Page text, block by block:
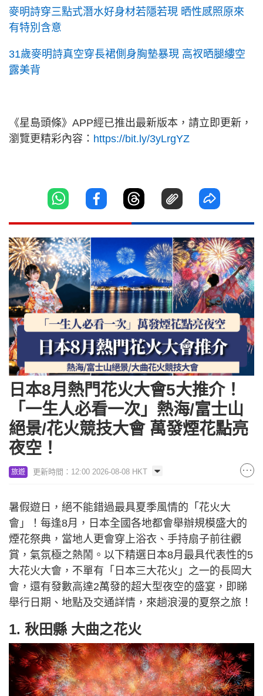
麥明詩穿三點式潛水好身材若隱若現 晒性感照原來
有特別含意
31歲麥明詩真空穿長裙側身胸墊暴現 高衩晒腿縷空
露美背
《星島頭條》APP經已推出最新版本，請立即更新，
瀏覽更精彩內容： https://bit.ly/3yLrgYZ
日本8月熱門花火大會5大推介！
「一生人必看一次」熱海/富士山
絕景/花火競技大會 萬發煙花點亮
夜空！
旅遊 更新時間：12:00 2026-08-08 HKT
暑假遊日，絕不能錯過最具夏季風情的「花火大
會」！每逢8月，日本全國各地都會舉辦規模盛大的
煙花祭典，當地人更會穿上浴衣、手持扇子前往觀
賞，氣氛極之熱鬧。以下精選日本8月最具代表性的5
大花火大會，不單有「日本三大花火」之一的長岡大
會，還有發數高達2萬發的超大型夜空的盛宴，即睇
舉行日期、地點及交通詳情，來趟浪漫的夏祭之旅！
1. 秋田縣 大曲之花火